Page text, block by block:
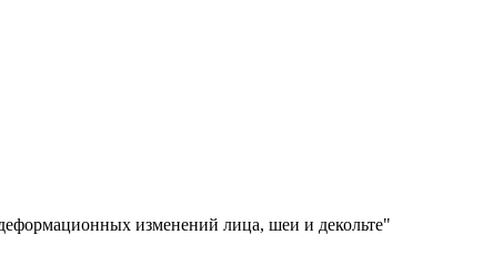
изменений лица, шеи и декольте"